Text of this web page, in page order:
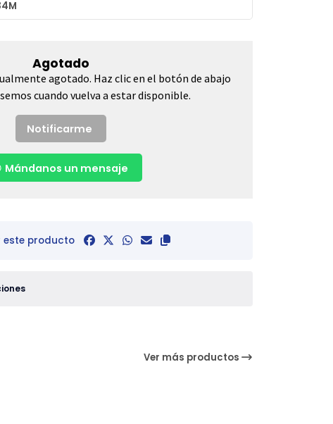
Agotado
agotado. Haz clic en el botón de abajo
cuando vuelva a estar disponible.
Notificarme
Mándanos un mensaje
este producto
Ver más productos